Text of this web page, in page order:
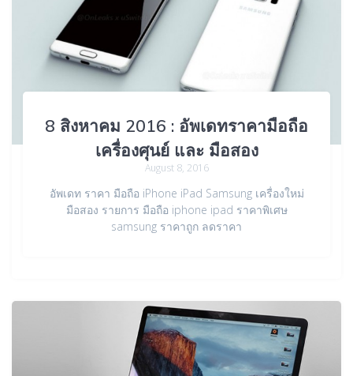
8 สิงหาคม 2016 : อัพเดทราคามือถือ
เครื่องศุนย์ และ มือสอง
August 8, 2016
อัพเดท ราคา มือถือ iPhone iPad Samsung เครื่องใหม่
มือสอง รายการ มือถือ iphone ipad ราคาพิเศษ
samsung ราคาถูก ลดราคา